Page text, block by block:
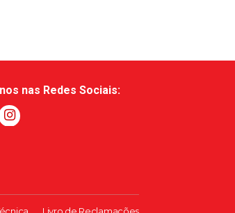
nas Redes Sociais:
Livro de Reclamações